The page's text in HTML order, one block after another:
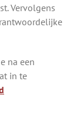
Vervolgens
na een
in te